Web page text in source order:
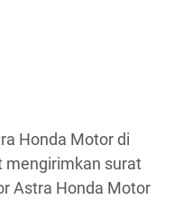
Honda Motor di
mengirimkan surat
Astra Honda Motor